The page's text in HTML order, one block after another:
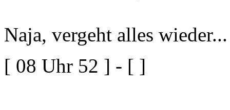
Naja, vergeht alles wieder...
[ 08 Uhr 52 ] - [ ]